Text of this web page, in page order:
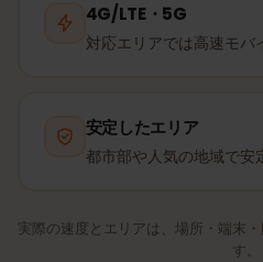
4G/LTE・5G
対応エリアでは高速モバ
安定したエリア
都市部や人気の地域で安
実際の速度とエリアは、場所・端末
す。